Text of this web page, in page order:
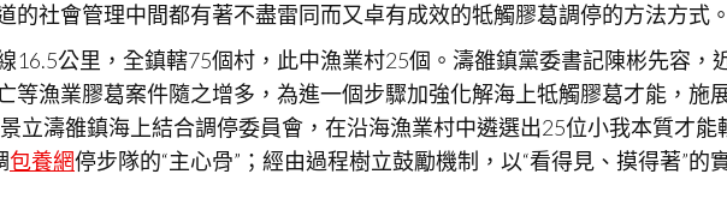
的社會管理中間都有著不盡雷同而又卓有成效的牴觸膠葛調停的方法方式。
16.5公里，全鎮轄75個村，此中漁業村25個。濤雒鎮黨委書記陳彬先容，
等漁業膠葛案件隨之增多，為進一個步驟加強化解海上牴觸膠葛才能，施
立濤雒鎮海上結合調停委員會，在沿海漁業村中遴選出25位小我本質才
包養網停步隊的“主心骨”；經由過程樹立鼓勵機制，以“看得見、摸得著”的